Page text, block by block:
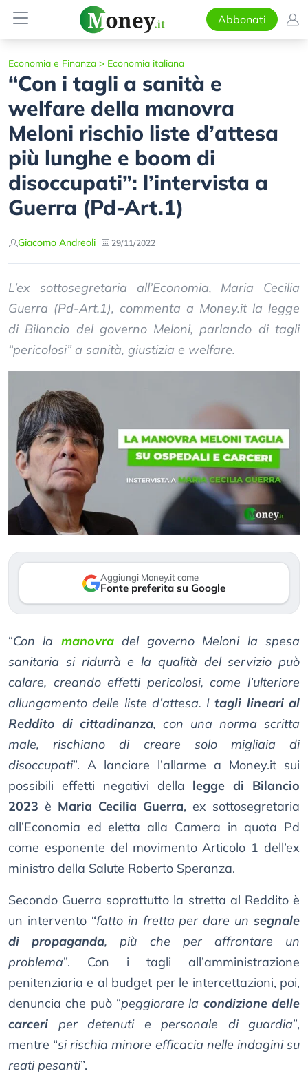
Abbonati
Economia e Finanza > Economia italiana
“Con i tagli a sanità e
welfare della manovra
Meloni rischio liste d’attesa
più lunghe e boom di
disoccupati”: l’intervista a
Guerra (Pd-Art.1)
Giacomo Andreoli 29/11/2022
L’ex sottosegretaria all’Economia, Maria Cecilia
Guerra (Pd-Art.1), commenta a Money.it la legge
di Bilancio del governo Meloni, parlando di tagli
“pericolosi” a sanità, giustizia e welfare.
Aggiungi Money.it come
Fonte preferita su Google
“Con la manovradel governo Meloni la spesa
sanitaria si ridurrà e la qualità del servizio può
calare, creando effetti pericolosi, come l’ulteriore
allungamento delle liste d’attesa. Itagli lineari al
Reddito di cittadinanza, con una norma scritta
male, rischiano di creare solo migliaia di
disoccupati”. A lanciare l’allarme a Money.it sui
possibili effetti negativi della legge di Bilancio
2023 è Maria Cecilia Guerra, ex sottosegretaria
all’Economia ed eletta alla Camera in quota Pd
come esponente del movimento Articolo 1 dell’ex
ministro della Salute Roberto Speranza.
Secondo Guerra soprattutto la stretta al Reddito è
un intervento “fatto in fretta per dare un segnale
di propaganda, più che per affrontare un
problema”. Con i tagli all’amministrazione
penitenziaria e al budget per le intercettazioni, poi,
denuncia che può “peggiorare la condizione delle
carceri per detenuti e personale di guardia”,
mentre “si rischia minore efficacia nelle indagini su
reati pesanti”.